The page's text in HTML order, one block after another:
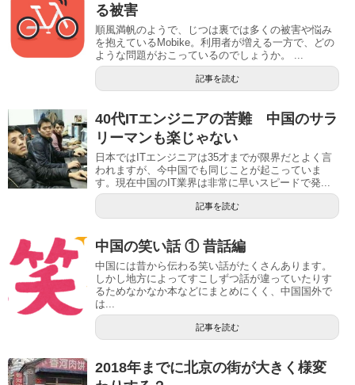
る被害
順風満帆のようで、じつは裏では多くの被害や悩み
を抱えているMobike。利用者が増える一方で、どの
ような問題がおこっているのでしょうか。 ...
記事を読む
40代ITエンジニアの苦難 中国のサラ
リーマンも楽じゃない
日本ではITエンジニアは35才までが限界だとよく言
われますが、今中国でも同じことが起こっていま
す。現在中国のIT業界は非常に早いスピードで発...
記事を読む
中国の笑い話 ① 昔話編
中国には昔から伝わる笑い話がたくさんあります。
しかし地方によってすこしずつ話が違っていたりす
るためなかなか本などにまとめにくく、中国国外で
は...
記事を読む
2018年までに北京の街が大きく様変